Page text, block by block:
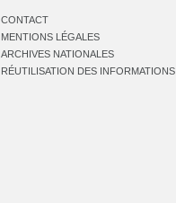
CONTACT
MENTIONS LÉGALES
ARCHIVES NATIONALES
RÉUTILISATION DES INFORMATIONS